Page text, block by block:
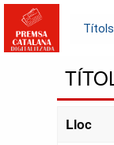
Títols
Lloc